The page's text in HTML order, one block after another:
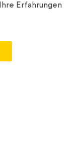
Erfahrungen